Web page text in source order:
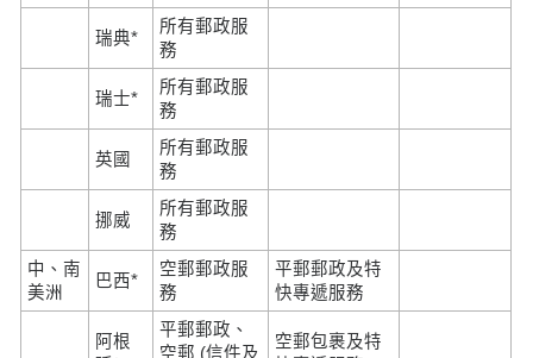
瑞典*
所有郵政服
務
瑞士*
所有郵政服
務
英國
所有郵政服
務
挪威
所有郵政服
務
中、南
美洲
巴西*
空郵郵政服
務
平郵郵政及特
快專遞服務
阿根
平郵郵政、
空郵 (信件及
空郵包裹及特